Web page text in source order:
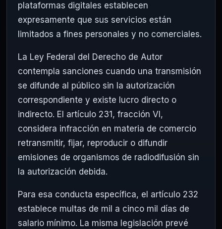
plataformas digitales establecen
expresamente que sus servicios están
limitados a fines personales y no comerciales.
La Ley Federal del Derecho de Autor
contempla sanciones cuando una transmisión
se difunde al público sin la autorización
correspondiente y existe lucro directo o
indirecto. El artículo 231, fracción VI,
considera infracción en materia de comercio
retransmitir, fijar, reproducir o difundir
emisiones de organismos de radiodifusión sin
la autorización debida.
Para esa conducta específica, el artículo 232
establece multas de mil a cinco mil días de
salario mínimo. La misma legislación prevé